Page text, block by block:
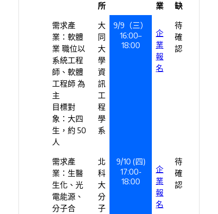
所
業
缺
需求產
業：軟體
業 職位以
系統工程
師、軟體
工程師 為
主
目標對
象：大四
生，約 50
人
大
同
大
學
資
訊
工
程
學
系
9/9（三）
16:00–
18:00
企
業
報
名
待
確
認
需求產
業：生醫
生化、光
電能源、
分子合
北
科
大
分
子
9/10 (四)
17:00-
18:00
企
業
報
名
待
確
認